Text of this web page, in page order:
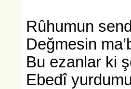
Rûhumun
Değmesin
Bu ezanlar ki
Ebedî